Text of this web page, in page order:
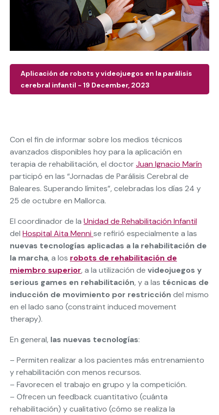
Aplicación de robots y videojuegos en la parálisis
cerebral infantil - 19 December, 2023
Con el fin de informar sobre los medios técnicos
avanzados disponibles hoy para la aplicación en
terapia de rehabilitación, el doctorJuan Ignacio Marín
participó en las “Jornadas de Parálisis Cerebral de
Baleares. Superando límites”, celebradas los días 24 y
25 de octubre en Mallorca.
El coordinador de la Unidad de Rehabilitación Infantil
del Hospital Aita Menni se refirió especialmente a las
nuevas tecnologías aplicadas a la rehabilitación de
la marcha, a los robots de rehabilitación de
miembro superior, a la utilización de videojuegos y
serious games en rehabilitación, y a las técnicas de
inducción de movimiento por restricción del mismo
en el lado sano (constraint induced movement
therapy).
En general, las nuevas tecnologías:
– Permiten realizar a los pacientes más entrenamiento
y rehabilitación con menos recursos.
– Favorecen el trabajo en grupo y la competición.
– Ofrecen un feedback cuantitativo (cuánta
rehabilitación) y cualitativo (cómo se realiza la